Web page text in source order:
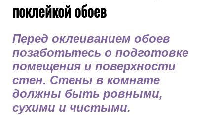
поклейкой обоев
Перед оклеиванием обоев
позаботьтесь о подготовке
помещения и поверхности
стен. Стены в комнате
должны быть ровными,
сухими и чистыми.